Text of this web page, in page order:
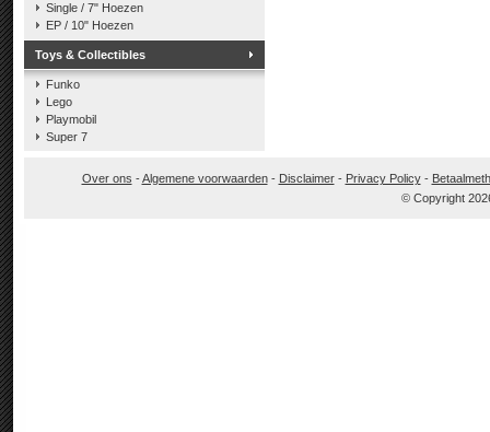
Single / 7" Hoezen
EP / 10" Hoezen
Toys & Collectibles
Funko
Lego
Playmobil
Super 7
Over ons -Algemene voorwaarden- Disclaimer- Privacy Policy-
© Copyright